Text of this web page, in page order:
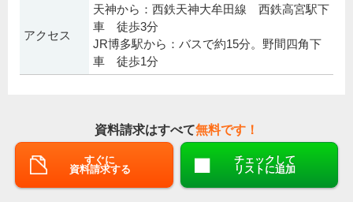
アクセス
天神から：西鉄天神大牟田線 西鉄高宮駅下
車 徒歩3分
JR博多駅から：バスで約15分。野間四角下
車 徒歩1分
資料請求はすべて無料です！
すぐに
資料請求する
チェックして
リストに追加